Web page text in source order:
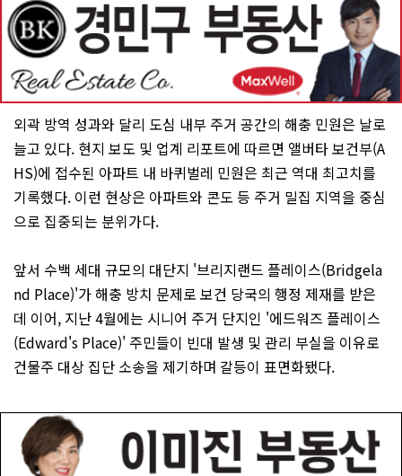
외곽 방역 성과와 달리 도심 내부 주거 공간의 해충 민원은 날로
늘고 있다. 현지 보도 및 업계 리포트에 따르면 앨버타 보건부(A
HS)에 접수된 아파트 내 바퀴벌레 민원은 최근 역대 최고치를
기록했다. 이런 현상은 아파트와 콘도 등 주거 밀집 지역을 중심
으로 집중되는 분위가다.
앞서 수백 세대 규모의 대단지 '브리지랜드 플레이스(Bridgela
nd Place)'가 해충 방치 문제로 보건 당국의 행정 제재를 받은
데 이어, 지난 4월에는 시니어 주거 단지인 '에드워즈 플레이스
(Edward's Place)' 주민들이 빈대 발생 및 관리 부실을 이유로
건물주 대상 집단 소송을 제기하며 갈등이 표면화됐다.